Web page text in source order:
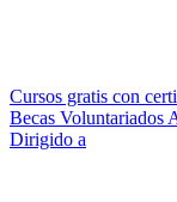
Cursos gratis con
Becas Voluntariados
Dirigido a